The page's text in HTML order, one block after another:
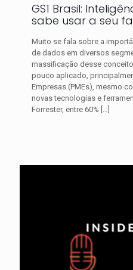
GS1 Brasil:
sabe usar a seu
Muito se fala sobre a
de dados em diversos
massificação desse
pouco aplicado,
Empresas (PMEs), mesmo
novas tecnologias e
Forrester, entre 60%